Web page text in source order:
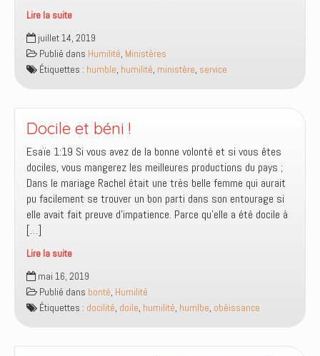
Lire la suite
Le
service
dans
l’église
une
grâce
non
un
droit
juillet 14, 2019
Publié dans Humilité, Ministères
Étiquettes : humble, humilité, ministère, service
Docile et béni !
Esaïe 1:19 Si vous avez de la bonne volonté et si vous êtes
dociles, vous mangerez les meilleures productions du pays ;
Dans le mariage Rachel était une très belle femme qui aurait
pu facilement se trouver un bon parti dans son entourage si
elle avait fait preuve d’impatience. Parce qu’elle a été docile à
[…]
Lire la suite
Docile
et
béni
mai 16, 2019
Publié dans bonté, Humilité
Étiquettes : docilité, doile, humilité, humlbe, obéissance